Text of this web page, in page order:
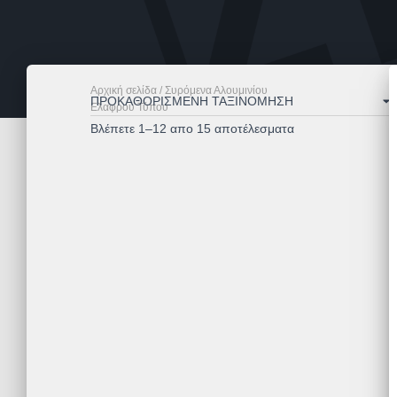
Αρχική σελίδα / Συρόμενα Αλουμινίου
Ελαφρού Τύπου
Βλέπετε 1–12 απο 15 αποτέλεσματα